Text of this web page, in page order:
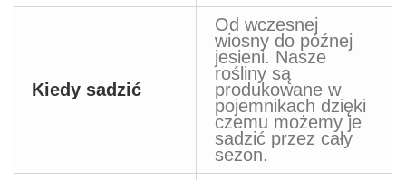
Kiedy sadzić
Od wczesnej
wiosny do późnej
jesieni. Nasze
rośliny są
produkowane w
pojemnikach dzięki
czemu możemy je
sadzić przez cały
sezon.